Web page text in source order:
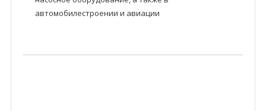
автомобилестроении и авиации